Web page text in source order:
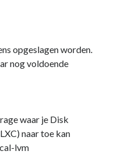
opgeslagen worden.
nog voldoende
waar je Disk
naar toe kan
lvm